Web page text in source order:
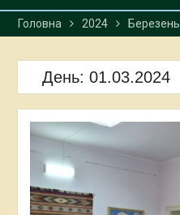
Головна 2024 Березень
День: 01.03.2024